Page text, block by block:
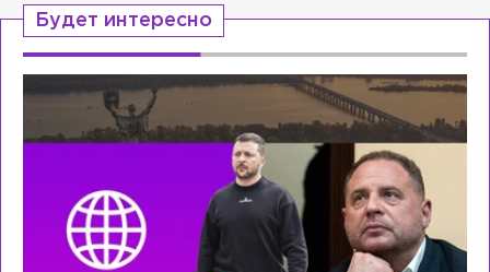
Будет интересно